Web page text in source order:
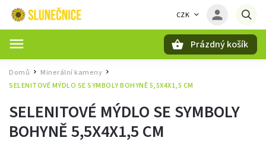
CZK
Prázdný košík
Domů / Minerální kameny /
SELENITOVÉ MÝDLO SE SYMBOLY BOHYNĚ 5,5X4X1,5 CM
SELENITOVÉ MÝDLO SE SYMBOLY
BOHYNĚ 5,5X4X1,5 CM